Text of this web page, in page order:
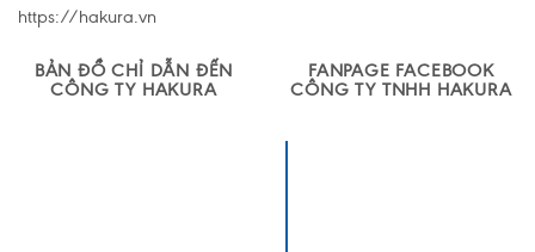
https://hakura.vn
BẢN ĐỒ CHỈ DẪN ĐẾN
CÔNG TY HAKURA
FANPAGE FACEBOOK
CÔNG TY TNHH HAKURA